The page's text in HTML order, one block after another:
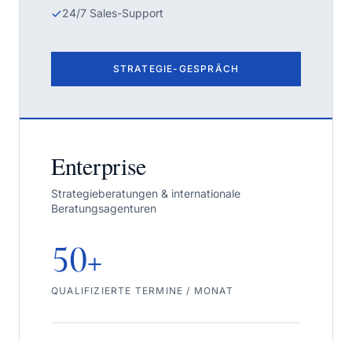
24/7 Sales-Support
STRATEGIE-GESPRÄCH
Enterprise
Strategieberatungen & internationale
Beratungsagenturen
50+
QUALIFIZIERTE TERMINE / MONAT